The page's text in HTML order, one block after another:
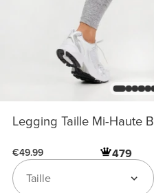
Legging Taille Mi-Haute
€49.99 479
Taille